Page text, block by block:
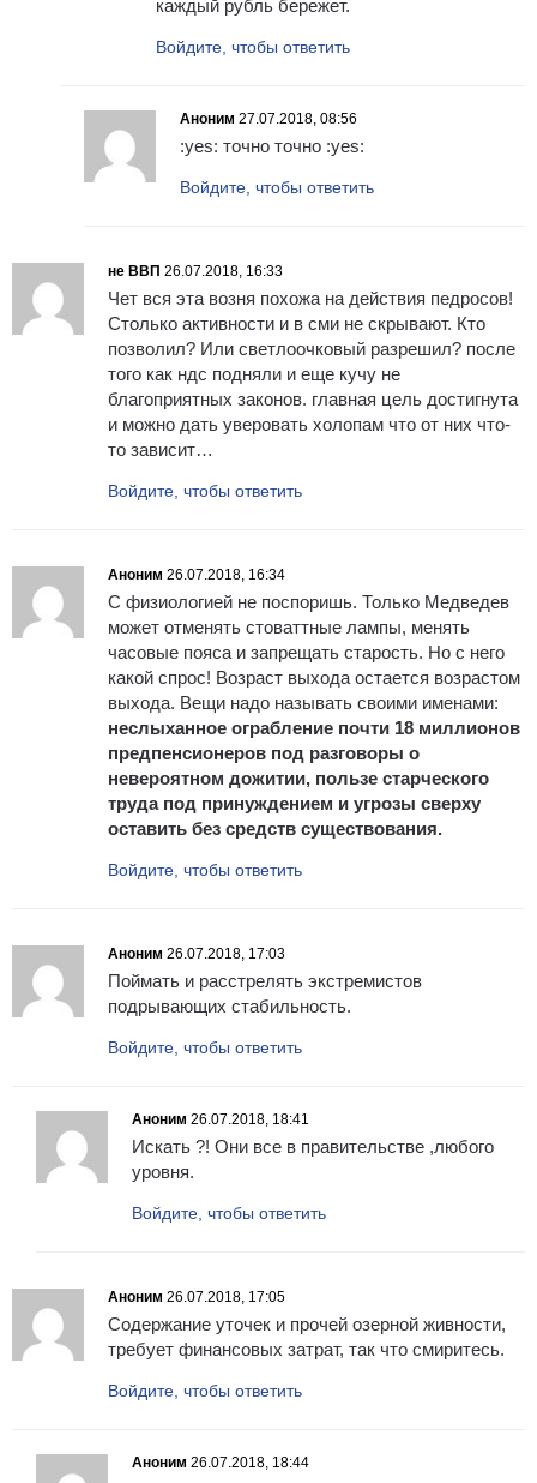
каждый рубль бережет.
Войдите, чтобы ответить
Аноним 27.07.2018, 08:56
:yes: точно точно :yes:
Войдите, чтобы ответить
не ВВП 26.07.2018, 16:33
Чет вся эта возня похожа на действия педросов!
Столько активности и в сми не скрывают. Кто
позволил? Или светлоочковый разрешил? после
того как ндс подняли и еще кучу не
благоприятных законов. главная цель достигнута
и можно дать уверовать холопам что от них что-
то зависит…
Войдите, чтобы ответить
Аноним 26.07.2018, 16:34
С физиологией не поспоришь. Только Медведев
может отменять стоваттные лампы, менять
часовые пояса и запрещать старость. Но с него
какой спрос! Возраст выхода остается возрастом
выхода. Вещи надо называть своими именами:
неслыханное ограбление почти 18 миллионов
предпенсионеров под разговоры о
невероятном дожитии, пользе старческого
труда под принуждением и угрозы сверху
оставить без средств существования.
Войдите, чтобы ответить
Аноним 26.07.2018, 17:03
Поймать и расстрелять экстремистов
подрывающих стабильность.
Войдите, чтобы ответить
Аноним 26.07.2018, 18:41
Искать ?! Они все в правительстве ,любого
уровня.
Войдите, чтобы ответить
Аноним 26.07.2018, 17:05
Содержание уточек и прочей озерной живности,
требует финансовых затрат, так что смиритесь.
Войдите, чтобы ответить
Аноним 26.07.2018, 18:44